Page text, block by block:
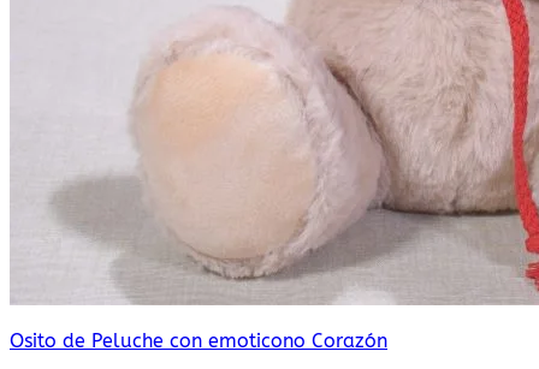
Osito de Peluche con emoticono Corazón